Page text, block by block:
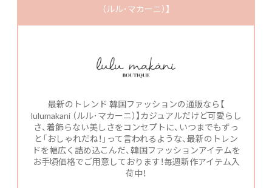
（ルル･マカーニ）】
最新のトレンド 韓国ファッションの通販なら【
lulumakani （ルル･マカーニ）】カジュアルだけど可愛らし
さ、着飾らない美しさをコンセプトに、いつまでもずっ
と「おしゃれだね！」って言われるような、最新のトレン
ドを幅広く詰め込こんだ、韓国ファッションアイテムを
お手頃価格でご用意しております！毎週新作アイテム入
荷中！